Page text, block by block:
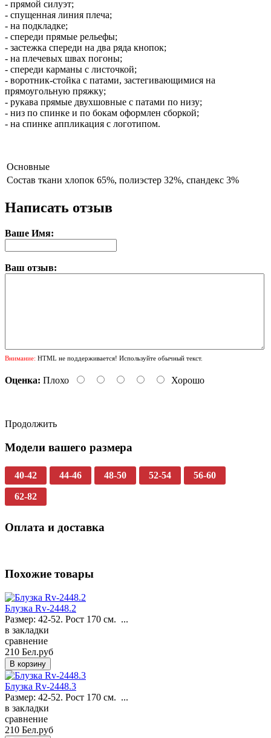
- прямой силуэт;
- спущенная линия плеча;
- на подкладке;
- спереди прямые рельефы;
- застежка спереди на два ряда кнопок;
- на плечевых швах погоны;
- спереди карманы с листочкой;
- воротник-стойка с патами, застегивающимися на
прямоугольную пряжку;
- рукава прямые двухшовные с патами по низу;
- низ по спинке и по бокам оформлен сборкой;
- на спинке аппликация с логотипом.
Основные
Состав ткани хлопок 65%, полиэстер 32%, спандекс 3%
Написать отзыв
Ваше Имя:
Ваш отзыв:
Внимание: HTML не поддерживается! Используйте обычный текст.
Оценка: Плохо Хорошо
Продолжить
Модели вашего размера
40-42 44-46 48-50 52-54 56-60
62-82
Оплата и доставка
Похожие товары
Блузка Rv-2448.2
Размер: 42-52. Рост 170 см. ...
в закладки
сравнение
210 Бел.руб
Блузка Rv-2448.3
Размер: 42-52. Рост 170 см. ...
в закладки
сравнение
210 Бел.руб